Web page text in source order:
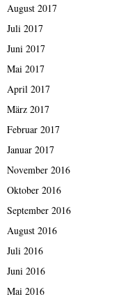
August 2017
Juli 2017
Juni 2017
Mai 2017
April 2017
März 2017
Februar 2017
Januar 2017
November 2016
Oktober 2016
September 2016
August 2016
Juli 2016
Juni 2016
Mai 2016